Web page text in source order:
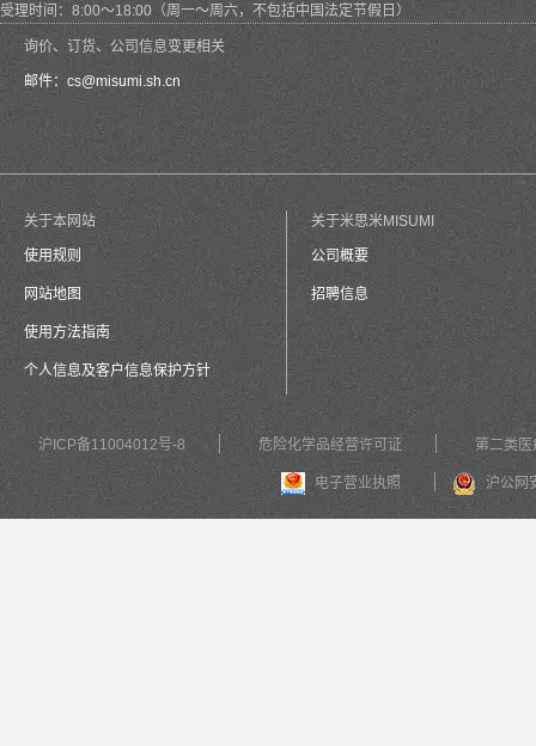
受理时间：8:00～18:00（周一～周六，不包括中国法定节假日）
询价、订货、公司信息变更相关
邮件： cs@misumi.sh.cn
关于本网站
使用规则
网站地图
使用方法指南
个人信息及客户信息保护方针
关于米思米MISUMI
公司概要
招聘信息
沪ICP备11004012号-8 危险化学品经营许可证 第二类医
电子营业执照 沪公网